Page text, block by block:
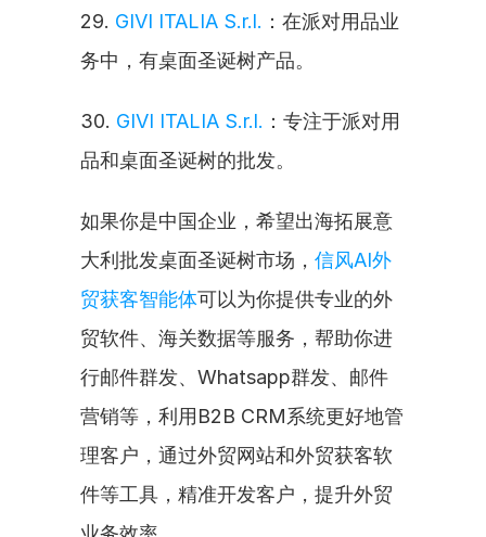
29. GIVI ITALIA S.r.l. ：在派对用品业
务中，有桌面圣诞树产品。
30. GIVI ITALIA S.r.l. ：专注于派对用
品和桌面圣诞树的批发。
如果你是中国企业，希望出海拓展意
大利批发桌面圣诞树市场， 信风AI外
贸获客智能体可以为你提供专业的外
贸软件、海关数据等服务，帮助你进
行邮件群发、Whatsapp群发、邮件
营销等，利用B2B CRM系统更好地管
理客户，通过外贸网站和外贸获客软
件等工具，精准开发客户，提升外贸